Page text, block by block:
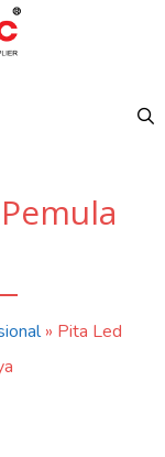
» Pita Led